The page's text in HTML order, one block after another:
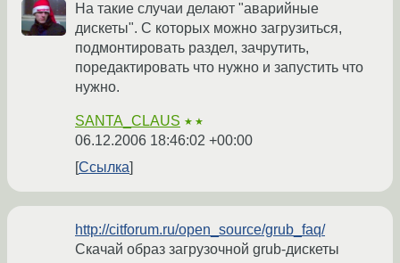
На такие случаи делают "аварийные
дискеты". С которых можно загрузиться,
подмонтировать раздел, зачрутить,
поредактировать что нужно и запустить что
нужно.
SANTA_CLAUS ★★
06.12.2006 18:46:02 +00:00
Ссылка
http://citforum.ru/open_source/grub_faq/
Скачай образ загрузочной grub-дискеты